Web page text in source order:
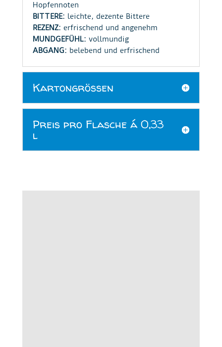
Hopfennoten
BITTERE: leichte, dezente Bittere
REZENZ: erfrischend und angenehm
MUNDGEFÜHL: vollmundig
ABGANG: belebend und erfrischend
Kartongrößen
Preis pro Flasche á 0,33
l